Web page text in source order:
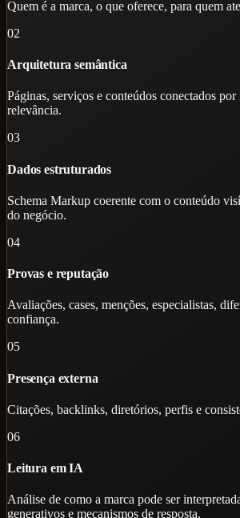
Quem é a marca, o que oferece, para quem
02
Arquitetura semântica
Páginas, serviços e conteúdos conectados
relevância.
03
Dados estruturados
Schema Markup coerente com o conteúdo
do negócio.
04
Provas e reputação
Avaliações, cases, menções, especialistas,
confiança.
05
Presença externa
Citações, backlinks, diretórios, perfis e
06
Leitura em IA
Análise de como a marca pode ser
generativos e mecanismos de resposta.